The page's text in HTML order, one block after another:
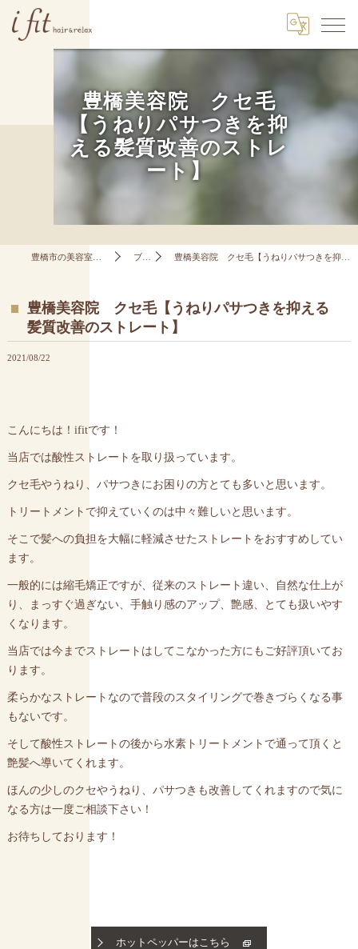
豊橋美容院 クセ毛
【うねりパサつきを抑
える髪質改善のストレ
ート】
豊橋市の美容室はi fit hair&relax ブログ 豊橋美容院 クセ毛【うねりパサつきを抑える髪質改善のストレート】
豊橋美容院 クセ毛【うねりパサつきを抑える
髪質改善のストレート】
2021/08/22
こんにちは！ifitです！
当店では酸性ストレートを取り扱っています。
クセ毛やうねり、パサつきにお困りの方とても多いと思います。
トリートメントで抑えていくのは中々難しいと思います。
そこで髪への負担を大幅に軽減させたストレートをおすすめしてい
ます。
一般的には縮毛矯正ですが、従来のストレート違い、自然な仕上が
り、まっすぐ過ぎない、手触り感のアップ、艶感、とても扱いやす
くなります。
当店では今までストレートはしてこなかった方にもご好評頂いてお
ります。
柔らかなストレートなので普段のスタイリングで巻きづらくなる事
もないです。
そして酸性ストレートの後から水素トリートメントで通って頂くと
艶髪へ導いてくれます。
ほんの少しのクセやうねり、パサつきも改善してくれますので気に
なる方は一度ご相談下さい！
お待ちしております！
ホットペッパーはこちら